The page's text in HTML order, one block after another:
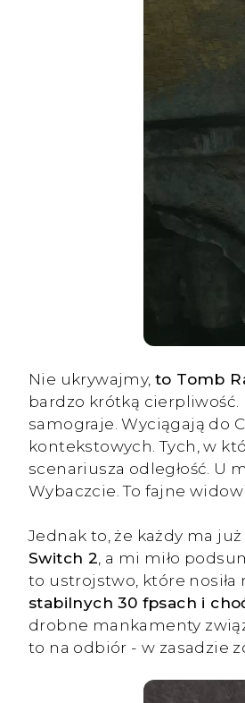
Nie ukrywajmy, to Tomb
bardzo krótką
samograje. Wyciągają do
kontekstowych. Tych, w
scenariusza odległość. U
Wybaczcie. To fajne
Jednak to, że każdy ma
Switch 2 , a mi miło
to ustrojstwo, które nosiła
stabilnych 30 fpsach i
drobne mankamenty
to na odbiór - w zasadzie